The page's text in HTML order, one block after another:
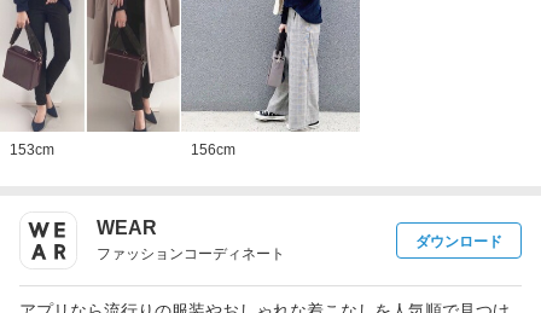
153cm 156cm
WEAR
ファッションコーディネート
ダウンロード